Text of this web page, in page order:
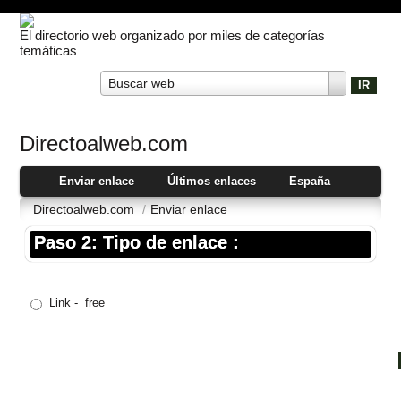
El directorio web organizado por miles de categorías
temáticas
Buscar web
Directoalweb.com
Enviar enlace Últimos enlaces España
Directoalweb.com / Enviar enlace
Paso 2: Tipo de enlace :
Link - free